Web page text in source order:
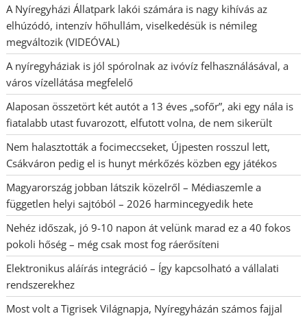
A Nyíregyházi Állatpark lakói számára is nagy kihívás az
elhúzódó, intenzív hőhullám, viselkedésük is némileg
megváltozik (VIDEÓVAL)
A nyíregyháziak is jól spórolnak az ivóvíz felhasználásával, a
város vízellátása megfelelő
Alaposan összetört két autót a 13 éves „sofőr”, aki egy nála is
fiatalabb utast fuvarozott, elfutott volna, de nem sikerült
Nem halasztották a focimeccseket, Újpesten rosszul lett,
Csákváron pedig el is hunyt mérkőzés közben egy játékos
Magyarország jobban látszik közelről – Médiaszemle a
független helyi sajtóból – 2026 harmincegyedik hete
Nehéz időszak, jó 9-10 napon át velünk marad ez a 40 fokos
pokoli hőség – még csak most fog ráerősíteni
Elektronikus aláírás integráció – Így kapcsolható a vállalati
rendszerekhez
Most volt a Tigrisek Világnapja, Nyíregyházán számos fajjal